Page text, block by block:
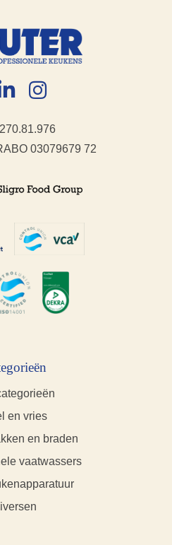
en vries
en braden
vaatwassers
03079679 72